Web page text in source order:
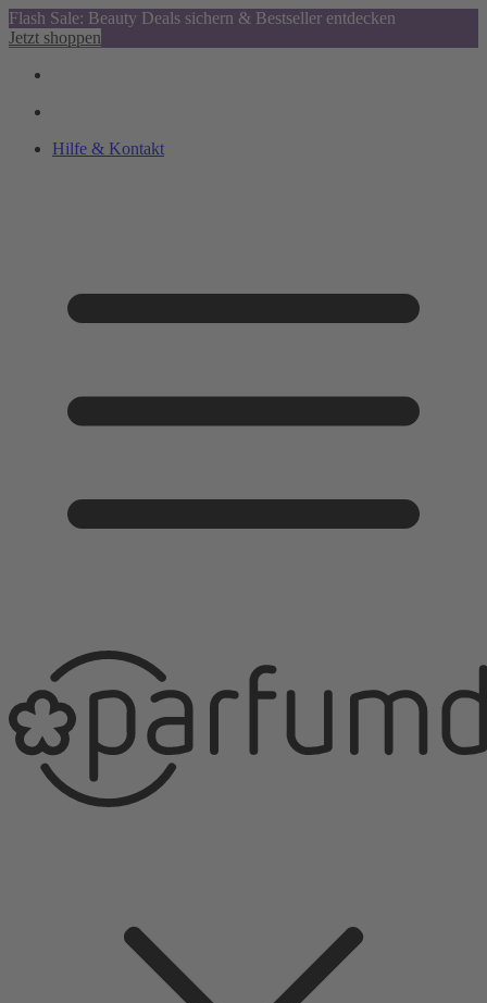
Flash Sale: Beauty Deals sichern & Bestseller entdecken
Jetzt shoppen
Hilfe & Kontakt